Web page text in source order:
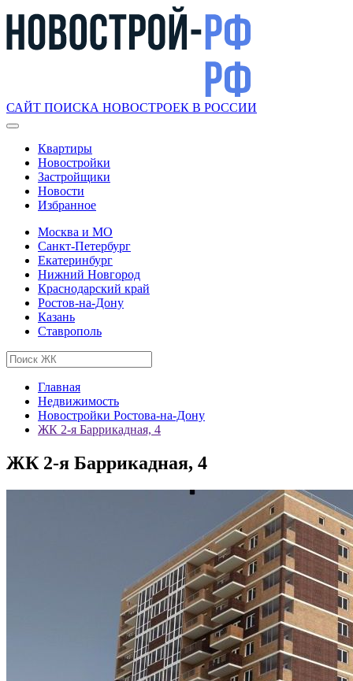
САЙТ ПОИСКА НОВОСТРОЕК В РОССИИ
Квартиры
Новостройки
Застройщики
Новости
Избранное
Москва и МО
Санкт-Петербург
Екатеринбург
Нижний Новгород
Краснодарский край
Ростов-на-Дону
Казань
Ставрополь
Главная
Недвижимость
Новостройки Ростова-на-Дону
ЖК 2-я Баррикадная, 4
ЖК 2-я Баррикадная, 4